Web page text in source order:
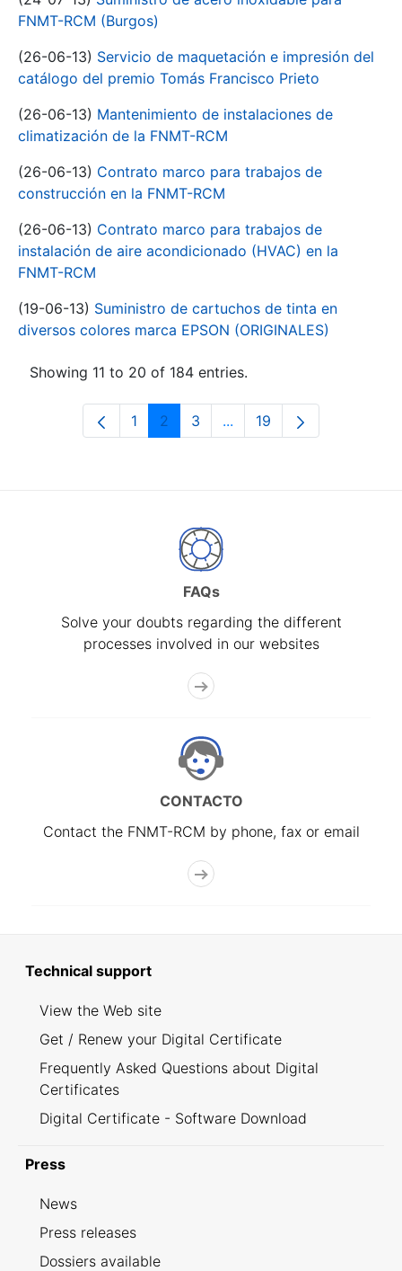
FNMT-RCM (Burgos)
(26-06-13) Servicio de maquetación e impresión del
catálogo del premio Tomás Francisco Prieto
(26-06-13) Mantenimiento de instalaciones de
climatización de la FNMT-RCM
(26-06-13) Contrato marco para trabajos de
construcción en la FNMT-RCM
(26-06-13) Contrato marco para trabajos de
instalación de aire acondicionado (HVAC) en la
FNMT-RCM
(19-06-13) Suministro de cartuchos de tinta en
diversos colores marca EPSON (ORIGINALES)
Showing 11 to 20 of 184 entries.
Page
1 Page
2 Page
3 ...Intermediate Pages Use
Page
19
FAQs
Solve your doubts regarding the different
processes involved in our websites
CONTACTO
Contact the FNMT-RCM by phone, fax or email
Technical support
View the Web site
Get / Renew your Digital Certificate
Frequently Asked Questions about Digital
Certificates
Digital Certificate - Software Download
Press
News
Press releases
Dossiers available